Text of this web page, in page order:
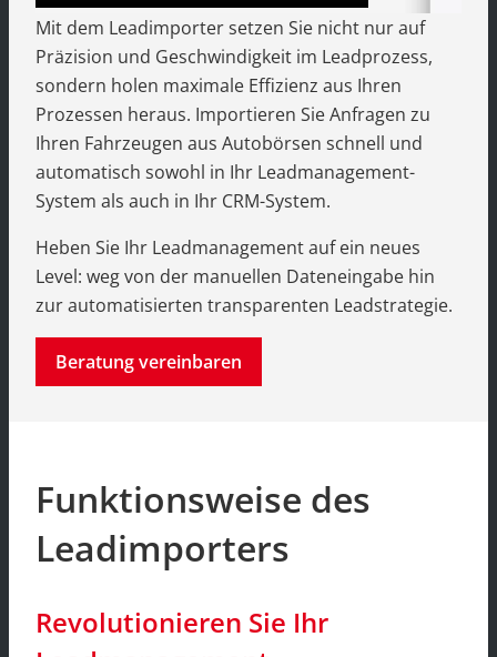
Mit dem Leadimporter setzen Sie nicht nur auf
Präzision und Geschwindigkeit im Leadprozess,
sondern holen maximale Effizienz aus Ihren
Prozessen heraus. Importieren Sie Anfragen zu
Ihren Fahrzeugen aus Autobörsen schnell und
automatisch sowohl in Ihr Leadmanagement-
System als auch in Ihr CRM-System.
Heben Sie Ihr Leadmanagement auf ein neues
Level: weg von der manuellen Dateneingabe hin
zur automatisierten transparenten Leadstrategie.
Beratung vereinbaren
Funktionsweise des
Leadimporters
Revolutionieren Sie Ihr